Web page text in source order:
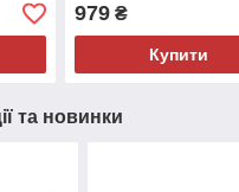
979₴
Купити
та новинки